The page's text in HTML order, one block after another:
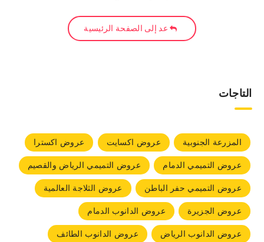
عد إلى الصفحة الرئيسية
التاجات
المزرعة الجنوبية عروض اكسايت
عروض اكسترا
عروض التميمي الدمام
عروض التميمي الرياض والقصيم
عروض التميمي حفر الباطن
عروض الثلاجة العالمية
عروض الجزيرة
عروض الدانوب الدمام
عروض الدانوب الرياض
عروض الدانوب الطائف